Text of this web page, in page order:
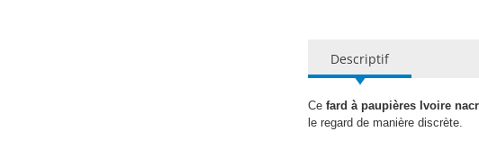
Descriptif
Ce fard à paupières Ivoire
le regard de manière discrète.